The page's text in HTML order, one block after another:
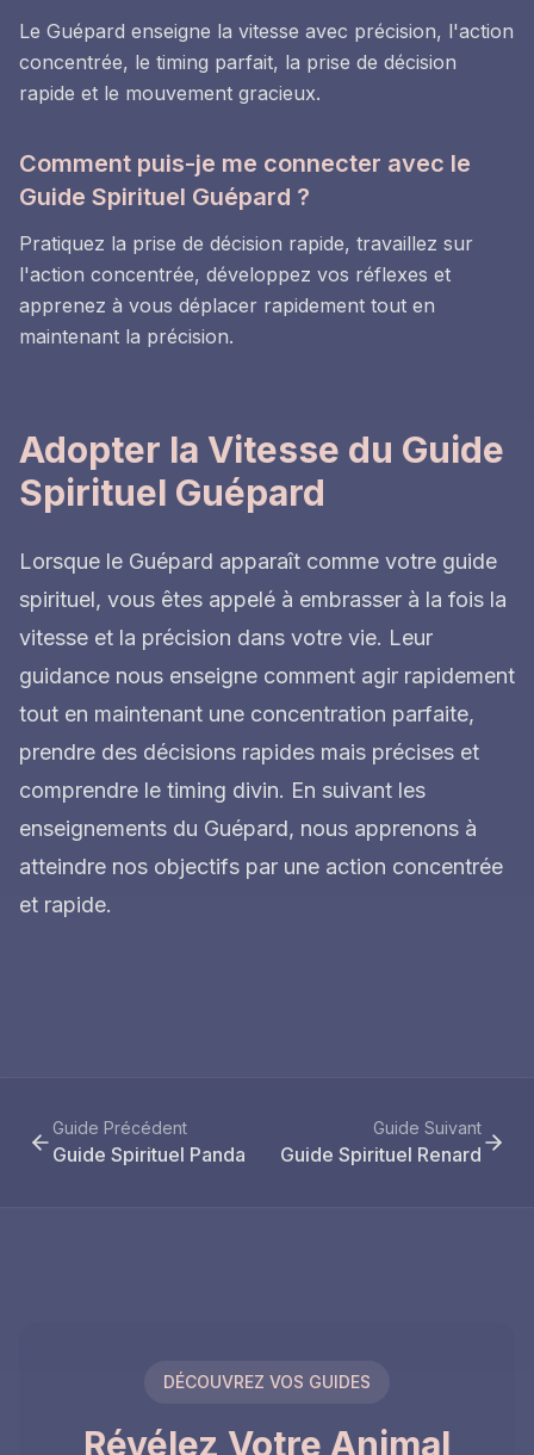
Le Guépard enseigne la vitesse avec précision, l'action
concentrée, le timing parfait, la prise de décision
rapide et le mouvement gracieux.
Comment puis-je me connecter avec le
Guide Spirituel Guépard ?
Pratiquez la prise de décision rapide, travaillez sur
l'action concentrée, développez vos réflexes et
apprenez à vous déplacer rapidement tout en
maintenant la précision.
Adopter la Vitesse du Guide
Spirituel Guépard
Lorsque le Guépard apparaît comme votre guide
spirituel, vous êtes appelé à embrasser à la fois la
vitesse et la précision dans votre vie. Leur
guidance nous enseigne comment agir rapidement
tout en maintenant une concentration parfaite,
prendre des décisions rapides mais précises et
comprendre le timing divin. En suivant les
enseignements du Guépard, nous apprenons à
atteindre nos objectifs par une action concentrée
et rapide.
Guide Précédent
Guide Spirituel Panda
Guide Suivant
Guide Spirituel Renard
DÉCOUVREZ VOS GUIDES
Révélez Votre Animal